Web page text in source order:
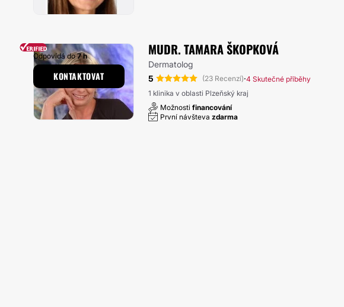
MUDR. TAMARA ŠKOPKOVÁ
Dermatolog
5
(23 Recenzí)·4 Skutečné příběhy
1 klinika v oblasti Plzeňský kraj
Možnosti financování
První návšteva zdarma
Odpovídá do7 h
KONTAKTOVAT